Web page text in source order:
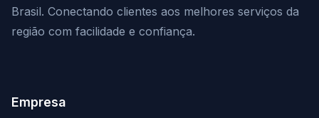
Brasil. Conectando clientes aos melhores serviços da
região com facilidade e confiança.
Empresa